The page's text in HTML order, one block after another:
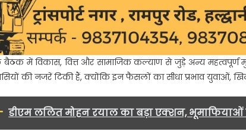
बैठक में विकास, वित्त और सामाजिक कल्याण से जुड़े अन्य महत्वपूर्ण
की नजरें टिकी हैं, क्योंकि इन फैसलों का सीधा प्रभाव युवाओं,
डीएम ललित मोहन रयाल का बड़ा एक्शन,